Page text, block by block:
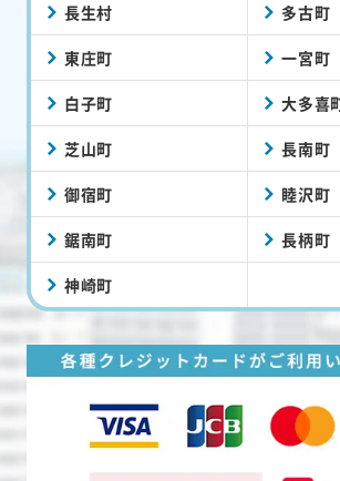
長生村 多古町
東庄町 一宮町
白子町 大多喜
芝山町 長南町
御宿町 睦沢町
鋸南町 長柄町
神崎町